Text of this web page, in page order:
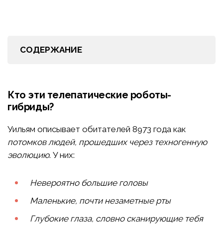
СОДЕРЖАНИЕ
Кто эти телепатические роботы-
гибриды?
Уильям описывает обитателей 8973 года как
потомков людей, прошедших через техногенную
эволюцию. У них:
Невероятно большие головы
Маленькие, почти незаметные рты
Глубокие глаза, словно сканирующие тебя